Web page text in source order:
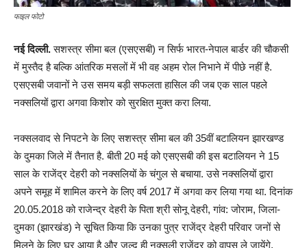
फाइल फोटो
नई दिल्ली.सशस्त्र सीमा बल (एसएसबी) न सिर्फ भारत-नेपाल बार्डर की चौकसी
में मुस्तैद है बल्कि आंतरिक मसलों में भी वह अहम रोल निभाने में पीछे नहीं है.
एसएसबी जवानों ने उस समय बड़ी सफलता हासिल की जब एक साल पहले
नक्सलियों द्वारा अगवा किशोर को सुरक्षित मुक्त करा लिया.
नक्सलवाद से निपटने के लिए सशस्त्र सीमा बल की 35वीं बटालियन झारखण्ड
के दुमका जिले में तैनात है. बीती 20 मई को एसएसबी की इस बटालियन ने 15
साल के राजेंद्र देहरी को नक्सलियों के चंगुल से बचाया. उसे नक्सलियों द्वारा
अपने समूह में शामिल करने के लिए वर्ष 2017 में अगवा कर लिया गया था. दिनांक
20.05.2018 को राजेन्द्र देहरी के पिता श्री सोनू देहरी, गांव: जोराम, जिला-
दुमका (झारखंड) ने सूचित किया कि उनका पुत्र राजेंद्र देहरी परिवार जनों से
मिलने के लिए घर आया है और जल्द ही नक्सली राजेंद्र को वापस ले जायेंगे.